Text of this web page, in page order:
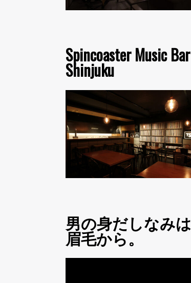
Spincoaster Music Bar
Shinjuku
男の身だしなみは
眉毛から。